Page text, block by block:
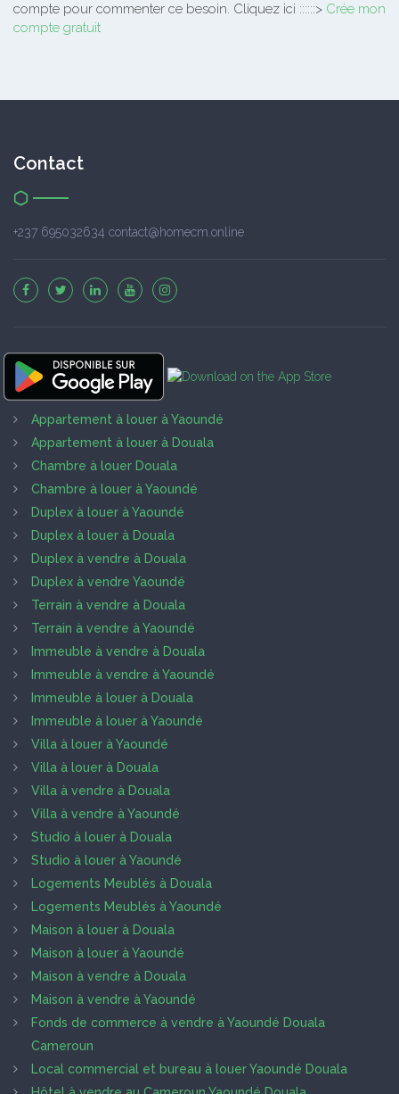
compte pour commenter ce besoin. Cliquez ici ::::::> Crée mon
compte gratuit
Contact
+237 695032634 contact@homecm.online
Appartement à louer à Yaoundé
Appartement à louer à Douala
Chambre à louer Douala
Chambre à louer à Yaoundé
Duplex à louer à Yaoundé
Duplex à louer à Douala
Duplex à vendre à Douala
Duplex à vendre Yaoundé
Terrain à vendre à Douala
Terrain à vendre à Yaoundé
Immeuble à vendre à Douala
Immeuble à vendre à Yaoundé
Immeuble à louer à Douala
Immeuble à louer à Yaoundé
Villa à louer à Yaoundé
Villa à louer à Douala
Villa à vendre à Douala
Villa à vendre à Yaoundé
Studio à louer à Douala
Studio à louer à Yaoundé
Logements Meublés à Douala
Logements Meublés à Yaoundé
Maison à louer à Douala
Maison à louer à Yaoundé
Maison à vendre à Douala
Maison à vendre à Yaoundé
Fonds de commerce à vendre à Yaoundé Douala
Cameroun
Local commercial et bureau à louer Yaoundé Douala